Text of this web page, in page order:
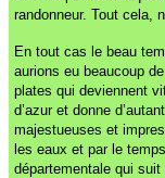
randonneur. Tout cela,
En tout cas le beau
aurions eu beaucoup
plates qui deviennent
d’azur et donne
majestueuses et
les eaux et par le
départementale qui